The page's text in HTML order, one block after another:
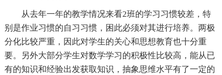
从去年一年的教学情况来看2班的学习习惯较差，特
别是作业习惯的自习习惯，困此必须对其进行培养。两极
分化比较严重，因此对学生的关心和思想教育也十分重
要。另外大部分学生对数学学习的积极性比较高，能从已
有的知识和经验出发获取知识，抽象思维水平有了一定的